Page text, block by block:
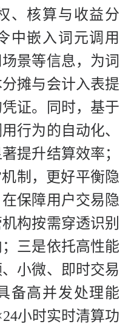
、核算与收益分
中嵌入词元调用
景等信息，为词
摊与会计入表提
证。同时，基于
行为的自动化、
提升结算效率；
制，更好平衡隐
保障用户交易隐
构按需穿透识别
三是依托高性能
小微、即时交易
备高并发处理能
小时实时清算功